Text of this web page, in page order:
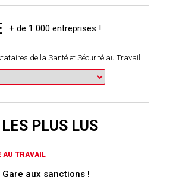
de la Santé et Sécurité au Travail
PLUS LUS
AU TRAVAIL
Gare aux sanctions !